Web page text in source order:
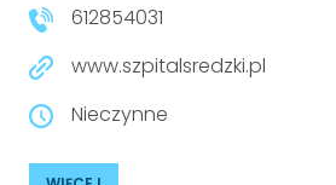
612854031
www.szpitalsredzki.pl
Nieczynne